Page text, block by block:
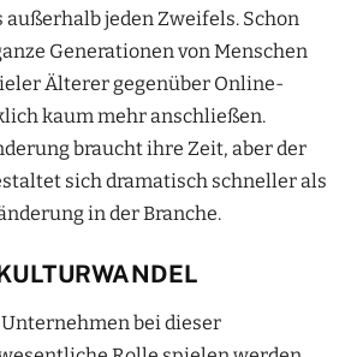
jeden Zweifels. Schon
Generationen von Menschen
Älterer gegenüber Online-
kaum mehr anschließen.
braucht ihre Zeit, aber der
sich dramatisch schneller als
in der Branche.
bei dieser